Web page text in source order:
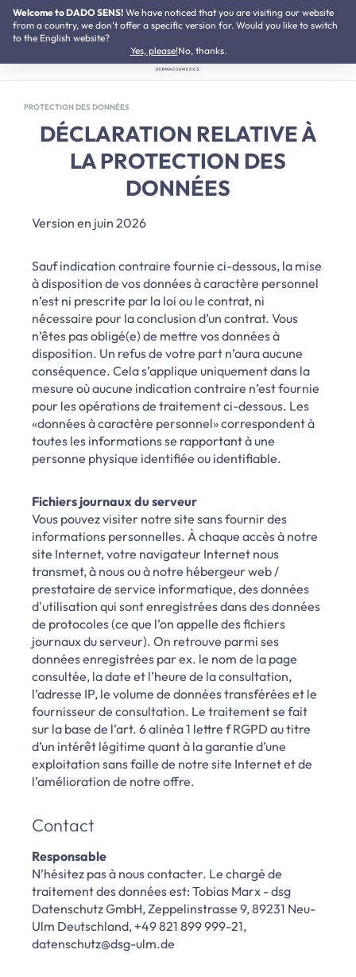
Passer au contenu principal
Welcome to DADO SENS! We have noticed that you are visiting our website
from a country, we don't offer a specific version for. Would you like to switch
to the English website?
Yes, please!No, thanks.
Testé dermatologiquement
PROTECTION DES DONNÉES
DÉCLARATION RELATIVE À
LA PROTECTION DES
DONNÉES
Version en juin 2026
Sauf indication contraire fournie ci-dessous, la mise
à disposition de vos données à caractère personnel
n’est ni prescrite par la loi ou le contrat, ni
nécessaire pour la conclusion d’un contrat. Vous
n’êtes pas obligé(e) de mettre vos données à
disposition. Un refus de votre part n’aura aucune
conséquence. Cela s’applique uniquement dans la
mesure où aucune indication contraire n’est fournie
pour les opérations de traitement ci-dessous. Les
«données à caractère personnel» correspondent à
toutes les informations se rapportant à une
personne physique identifiée ou identifiable.
Fichiers journaux du serveur
Vous pouvez visiter notre site sans fournir des
informations personnelles. À chaque accès à notre
site Internet, votre navigateur Internet nous
transmet, à nous ou à notre hébergeur web /
prestataire de service informatique, des données
d'utilisation qui sont enregistrées dans des données
de protocoles (ce que l’on appelle des fichiers
journaux du serveur). On retrouve parmi ses
données enregistrées par ex. le nom de la page
consultée, la date et l’heure de la consultation,
l’adresse IP, le volume de données transférées et le
fournisseur de consultation. Le traitement se fait
sur la base de l’art. 6 alinéa 1 lettre f RGPD au titre
d’un intérêt légitime quant à la garantie d’une
exploitation sans faille de notre site Internet et de
l’amélioration de notre offre.
Contact
Responsable
N’hésitez pas à nous contacter. Le chargé de
traitement des données est: Tobias Marx - dsg
Datenschutz GmbH, Zeppelinstrasse 9, 89231 Neu-
Ulm Deutschland, +49 821 899 999-21,
datenschutz@dsg-ulm.de